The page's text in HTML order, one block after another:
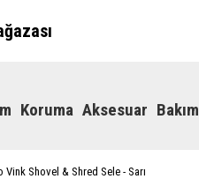
Koruma Aksesuar Bakım
Vink Shovel & Shred Sele - Sarı